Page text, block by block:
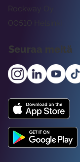
Rockway Oy
00510 Helsinki
Seuraa meitä